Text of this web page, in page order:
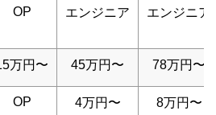
OP エンジニア エンジニア
万円〜 45万円〜 78万円〜
OP 4万円〜 8万円〜